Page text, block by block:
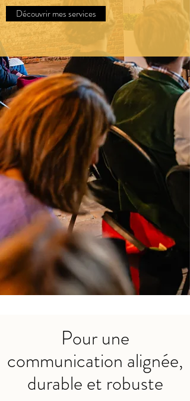
Découvrir mes services
Pour une
communication alignée,
durable et robuste